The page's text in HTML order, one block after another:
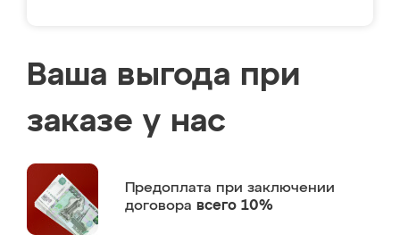
Ваша выгода при
заказе у нас
Предоплата при заключении
договора всего 10%